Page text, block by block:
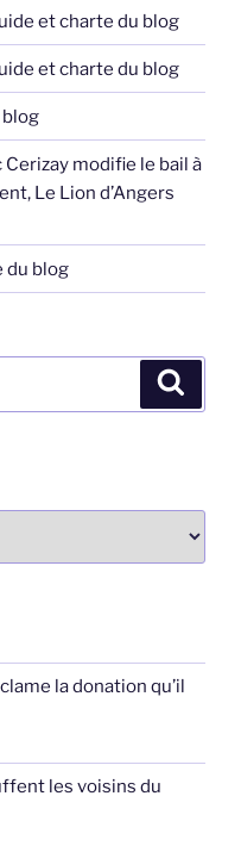
et charte du blog
et charte du blog
blog
Cerizay modifie le bail à
Le Lion d’Angers
du blog
la donation qu’il
les voisins du